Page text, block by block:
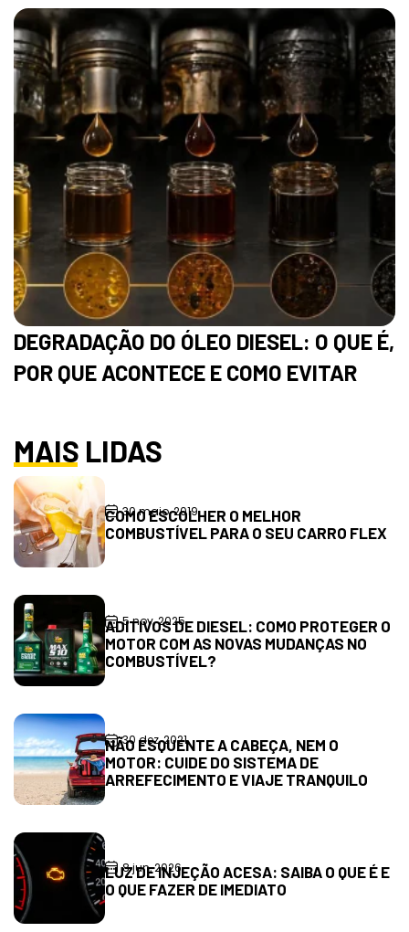
DEGRADAÇÃO DO ÓLEO DIESEL: O QUE É,
POR QUE ACONTECE E COMO EVITAR
MAIS LIDAS
30 maio, 2019
COMO ESCOLHER O MELHOR
COMBUSTÍVEL PARA O SEU CARRO FLEX
5 nov, 2025
ADITIVOS DE DIESEL: COMO PROTEGER O
MOTOR COM AS NOVAS MUDANÇAS NO
COMBUSTÍVEL?
30 dez, 2021
NÃO ESQUENTE A CABEÇA, NEM O
MOTOR: CUIDE DO SISTEMA DE
ARREFECIMENTO E VIAJE TRANQUILO
8 jun, 2026
LUZ DE INJEÇÃO ACESA: SAIBA O QUE É E
O QUE FAZER DE IMEDIATO